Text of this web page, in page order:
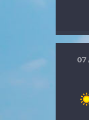
07